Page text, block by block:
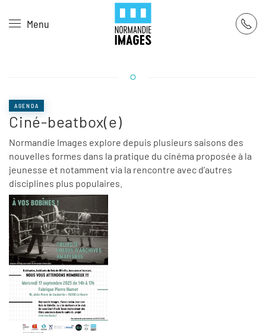
Skip to main content
Menu
AGENDA
Ciné-beatbox(e)
Normandie Images explore depuis plusieurs saisons des
nouvelles formes dans la pratique du cinéma proposée à la
jeunesse et notamment via la rencontre avec d’autres
disciplines plus populaires.
Panneau de gestion des cookies